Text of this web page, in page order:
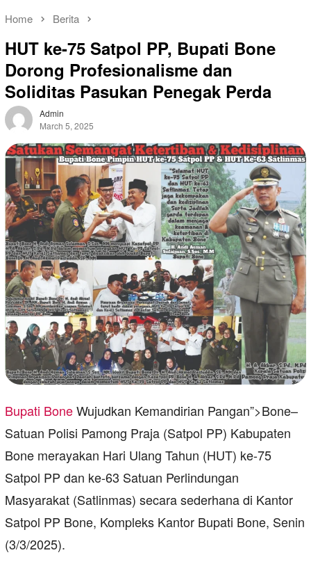
Home Berita
HUT ke-75 Satpol PP, Bupati Bone
Dorong Profesionalisme dan
Soliditas Pasukan Penegak Perda
Admin
March 5, 2025
Bupati BoneWujudkan Kemandirian Pangan”>Bone–
Satuan Polisi Pamong Praja (Satpol PP) Kabupaten
Bone merayakan Hari Ulang Tahun (HUT) ke-75
Satpol PP dan ke-63 Satuan Perlindungan
Masyarakat (Satlinmas) secara sederhana di Kantor
Satpol PP Bone, Kompleks Kantor Bupati Bone, Senin
(3/3/2025).